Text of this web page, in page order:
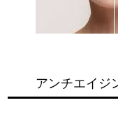
アンチエイジ